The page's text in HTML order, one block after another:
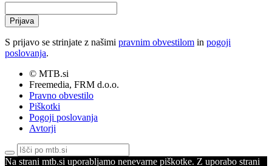
Prijava
S prijavo se strinjate z našimi pravnim obvestilom in pogoji
poslovanja.
© MTB.si
Freemedia, FRM d.o.o.
Pravno obvestilo
Piškotki
Pogoji poslovanja
Avtorji
Na strani mtb.si uporabljamo nenevarne piškotke. Z uporabo strani